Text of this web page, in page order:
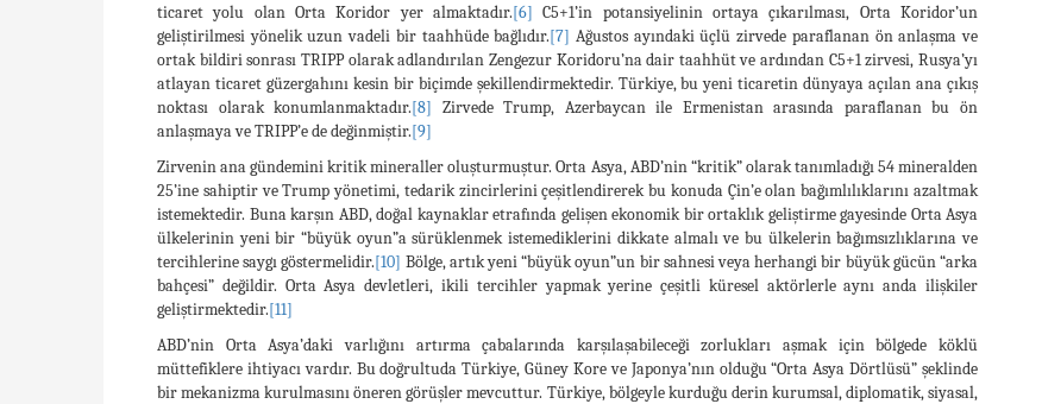
ticaret yolu olan Orta Koridor yer almaktadır.[6] C5+1’in potansiyelinin ortaya çıkarılması, Orta Koridor’un
geliştirilmesi yönelik uzun vadeli bir taahhüde bağlıdır.[7] Ağustos ayındaki üçlü zirvede paraflanan ön anlaşma ve
ortak bildiri sonrası TRIPP olarak adlandırılan Zengezur Koridoru’na dair taahhüt ve ardından C5+1 zirvesi, Rusya’yı
atlayan ticaret güzergahını kesin bir biçimde şekillendirmektedir. Türkiye, bu yeni ticaretin dünyaya açılan ana çıkış
noktası olarak konumlanmaktadır.[8] Zirvede Trump, Azerbaycan ile Ermenistan arasında paraflanan bu ön
anlaşmaya ve TRIPP’e de değinmiştir.[9]
Zirvenin ana gündemini kritik mineraller oluşturmuştur. Orta Asya, ABD’nin “kritik” olarak tanımladığı 54 mineralden
25’ine sahiptir ve Trump yönetimi, tedarik zincirlerini çeşitlendirerek bu konuda Çin’e olan bağımlılıklarını azaltmak
istemektedir. Buna karşın ABD, doğal kaynaklar etrafında gelişen ekonomik bir ortaklık geliştirme gayesinde Orta Asya
ülkelerinin yeni bir “büyük oyun”a sürüklenmek istemediklerini dikkate almalı ve bu ülkelerin bağımsızlıklarına ve
tercihlerine saygı göstermelidir.[10] Bölge, artık yeni “büyük oyun”un bir sahnesi veya herhangi bir büyük gücün “arka
bahçesi” değildir. Orta Asya devletleri, ikili tercihler yapmak yerine çeşitli küresel aktörlerle aynı anda ilişkiler
geliştirmektedir.[11]
ABD’nin Orta Asya’daki varlığını artırma çabalarında karşılaşabileceği zorlukları aşmak için bölgede köklü
müttefiklere ihtiyacı vardır. Bu doğrultuda Türkiye, Güney Kore ve Japonya’nın olduğu “Orta Asya Dörtlüsü” şeklinde
bir mekanizma kurulmasını öneren görüşler mevcuttur. Türkiye, bölgeyle kurduğu derin kurumsal, diplomatik, siyasal,